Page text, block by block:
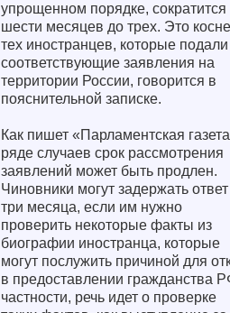
упрощенном порядке, сократится
шести месяцев до трех. Это
тех иностранцев, которые подали
соответствующие заявления на
территории России, говорится в
пояснительной записке.
Как пишет «Парламентская
ряде случаев срок рассмотрения
заявлений может быть продлен.
Чиновники могут задержать
три месяца, если им нужно
проверить некоторые факты из
биографии иностранца, которые
могут послужить причиной для
в предоставлении гражданства
частности, речь идет о проверке